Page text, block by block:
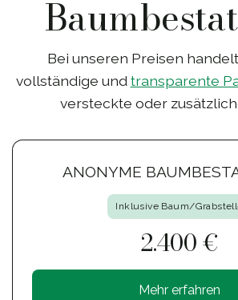
Bei unseren Preisen
vollständige und transparente
versteckte oder
ANONYME
Inklusive Baum/
2.400 €
Mehr erfahren